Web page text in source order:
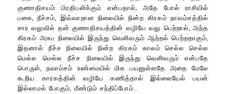
குணாதிசயம் பிரதிபலிக்கும் என்பதால், அதே போல் ராசியில்
பகை, நீச்சம், இவ்வாறான நிலையில் நின்ற கிரகம் நாவம்சத்தில்
சார வலுவில் தன் குணாதிசயத்தின் வழியே வலு பெற்றால், அந்த
கிரகம் அசுப நிலையில் இருந்து வெளிவரும் ஆற்றல் பெற்றதாகும்,
இதனால் நீச்ச நிலையில் நின்ற கிரகம் காலம் செல்ல செல்ல
மெல்ல மெல்ல நீச்ச நிலையில் இருந்து வெளிவரும் என்பதே
பொருள், நவாம்சம் உண்மையில் மிக பயனுள்ளதே அதை மேலே
கூறிய காரகத்தின் வழியே கணித்தால் இல்லையேல் பயன்
இல்லாமல் போகும், மீண்டும் சந்திப்போம்...